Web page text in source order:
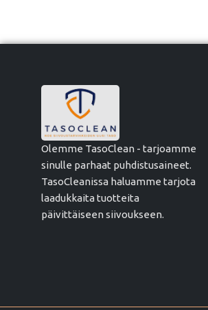
Olemme TasoClean - tarjoamme
sinulle parhaat puhdistusaineet.
TasoCleanissa haluamme tarjota
laadukkaita tuotteita
päivittäiseen siivoukseen.